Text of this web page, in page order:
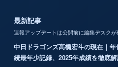
最新記事
速報アップデートは公開前に編集デスクが
中日ドラゴンズ高橋宏斗の現在｜
続最年少記録、2025年成績を徹底